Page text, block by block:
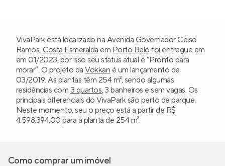
VivaPark está localizado na Avenida Governador Celso
Ramos, Costa Esmeralda em Porto Belo foi entregue em
em 01/2023, por isso seu status atual é “Pronto para
morar”. O projeto daVokkan é um lançamento de
03/2019. As plantas têm 254 m², sendo algumas
residências com 3 quartos, 3 banheiros e sem vagas. Os
principais diferenciais do VivaPark são perto de parque.
Neste momento, seu o preço está a partir de R$
4.598.394,00 para a planta de 254 m².
Como comprar um imóvel